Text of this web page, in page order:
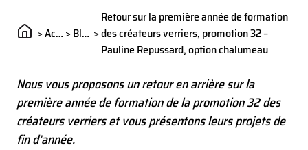
une AI.
> Actualités > Blog >
Retour sur la première année de formation
des créateurs verriers, promotion 32 –
Pauline Repussard, option chalumeau
Nous vous proposons un retour en arrière sur la
première année de formation de la promotion 32 des
créateurs verriers et vous présentons leurs projets de
fin d’année.